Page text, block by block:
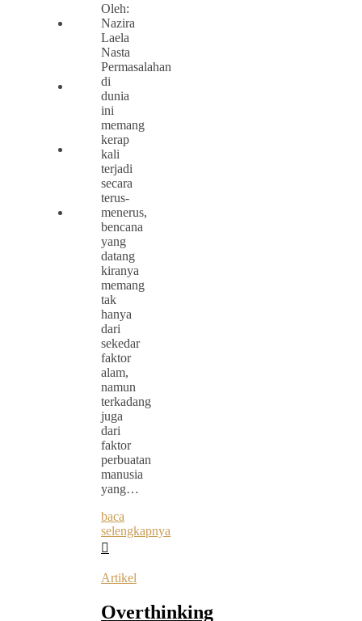
Oleh:
Nazira
Laela
Nasta
Permasalahan
di
dunia
ini
memang
kerap
kali
terjadi
secara
terus-
menerus,
bencana
yang
datang
kiranya
memang
tak
hanya
dari
sekedar
faktor
alam,
namun
terkadang
juga
dari
faktor
perbuatan
manusia
yang…
baca
selengkapnya
Artikel
Overthinking